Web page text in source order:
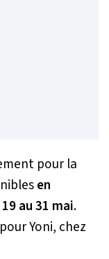
pour la
en
au 31 mai.
Yoni, chez